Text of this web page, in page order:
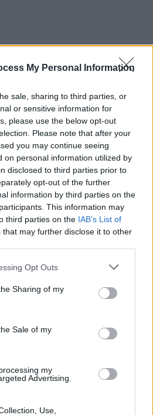
My Personal Information
sale, sharing to third parties, or
or sensitive information for
please use the below opt-out
Please note that after your
you may continue seeing
on personal information utilized by
disclosed to third parties prior to
opt-out of the further
information by third parties on the
This information may
third parties on the IAB’s List of
that may further disclose it to other
Opt Outs
Sharing of my
Sale of my
my
Advertising.
Use,
ten quiz nie
sobie z tymi
z motywem płaczu i